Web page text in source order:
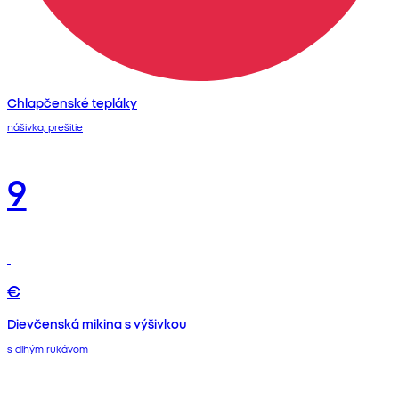
Chlapčenské tepláky
nášivka, prešitie
9
€
Dievčenská mikina s výšivkou
s dlhým rukávom